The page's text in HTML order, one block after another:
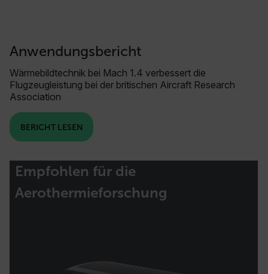
Anwendungsbericht
Wärmebildtechnik bei Mach 1.4 verbessert die
Flugzeugleistung bei der britischen Aircraft Research
Association
BERICHT LESEN
Empfohlen für die
Aerothermieforschung